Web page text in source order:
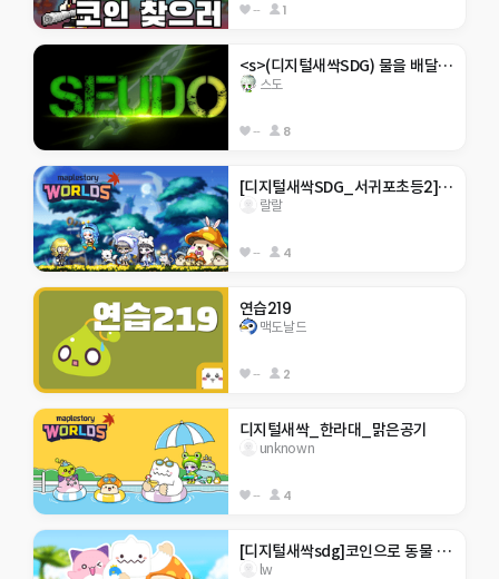
-- 1
<s>(디지털새싹SDG) 물을 배달하자xxLet's deliver water
스도
-- 8
[디지털새싹SDG_서귀포초등2]건강해서 탈출하자
랄랄
-- 4
연습219
맥도날드
-- 2
디지털새싹_한라대_맑은공기
unknown
-- 4
[디지털새싹sdg]코인으로 동물 구조 하자!
lw